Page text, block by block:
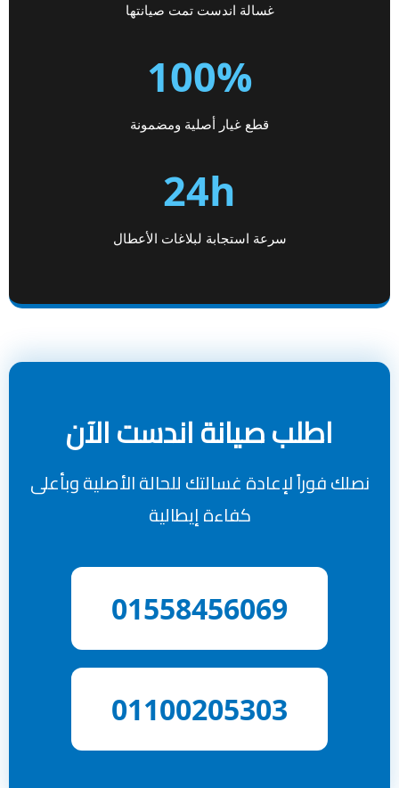
غسالة اندست تمت صيانتها
100%
قطع غيار أصلية ومضمونة
24h
سرعة استجابة لبلاغات الأعطال
اطلب صيانة اندست الآن
نصلك فوراً لإعادة غسالتك للحالة الأصلية وبأعلى
كفاءة إيطالية
01558456069
01100205303